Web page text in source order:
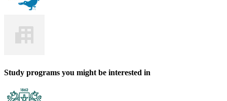
Study programs you might be interested in